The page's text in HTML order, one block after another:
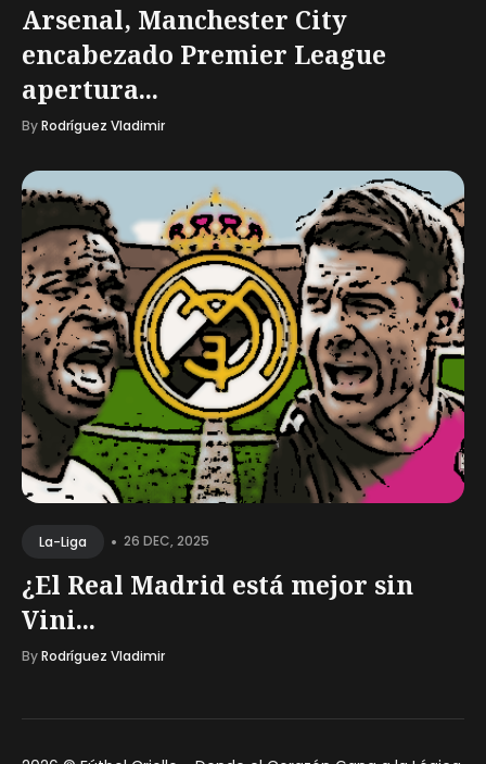
Arsenal, Manchester City
encabezado Premier League
apertura...
ByRodríguez Vladimir
La-Liga • 26 DEC, 2025
¿El Real Madrid está mejor sin
Vini...
ByRodríguez Vladimir